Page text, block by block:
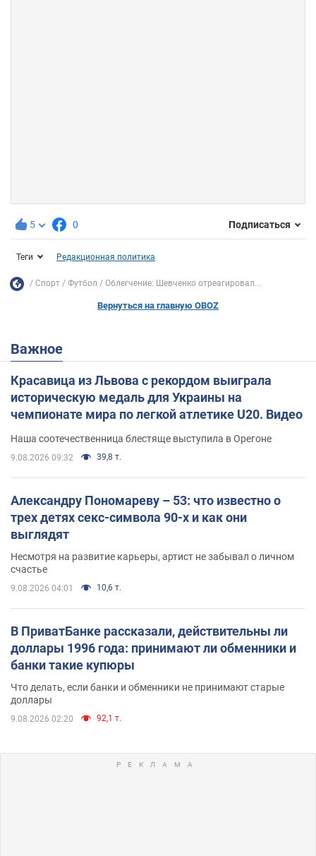
5 0 Подписаться
Теги Редакционная политика
Спорт Футбол Облегчение: Шевченко отреагировал...
Вернуться на главную OBOZ
Важное
Красавица из Львова с рекордом выиграла
историческую медаль для Украины на
чемпионате мира по легкой атлетике U20. Видео
Наша соотечественница блестяще выступила в Орегоне
9.08.2026 09:32 39,8 т.
Александру Пономареву – 53: что известно о
трех детях секс-символа 90-х и как они
выглядят
Несмотря на развитие карьеры, артист не забывал о личном
счастье
9.08.2026 04:01 10,6 т.
В ПриватБанке рассказали, действительны ли
доллары 1996 года: принимают ли обменники и
банки такие купюры
Что делать, если банки и обменники не принимают старые
доллары
9.08.2026 02:20 92,1 т.